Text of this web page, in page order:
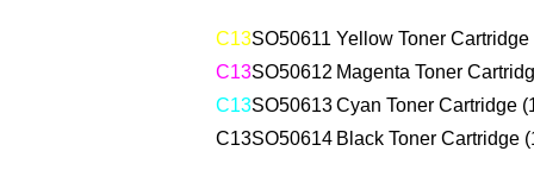
C13SO50611 Yellow Toner
C13SO50612 Magenta Toner
C13SO50613Cyan Toner Cartridge
C13SO50614 Black Toner Cartridge